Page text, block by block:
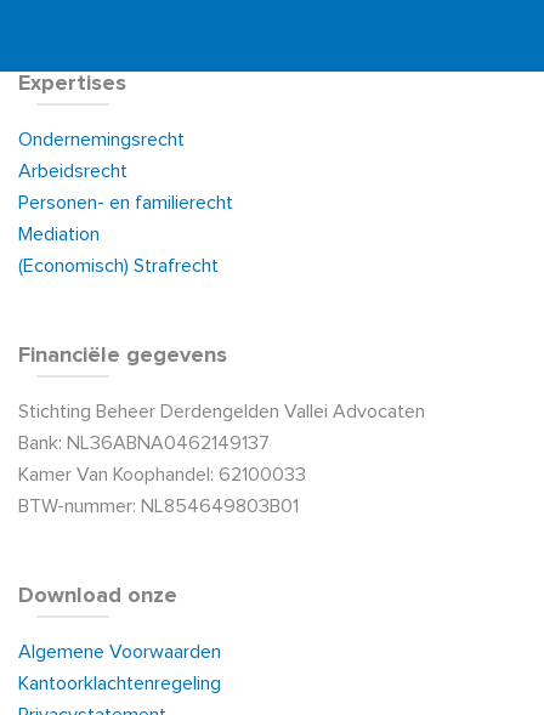
Expertises
Ondernemingsrecht
Arbeidsrecht
Personen- en familierecht
Mediation
(Economisch) Strafrecht
Financiële gegevens
Stichting Beheer Derdengelden Vallei Advocaten
Bank: NL36ABNA0462149137
Kamer Van Koophandel: 62100033
BTW-nummer: NL854649803B01
Download onze
Algemene Voorwaarden
Kantoorklachtenregeling